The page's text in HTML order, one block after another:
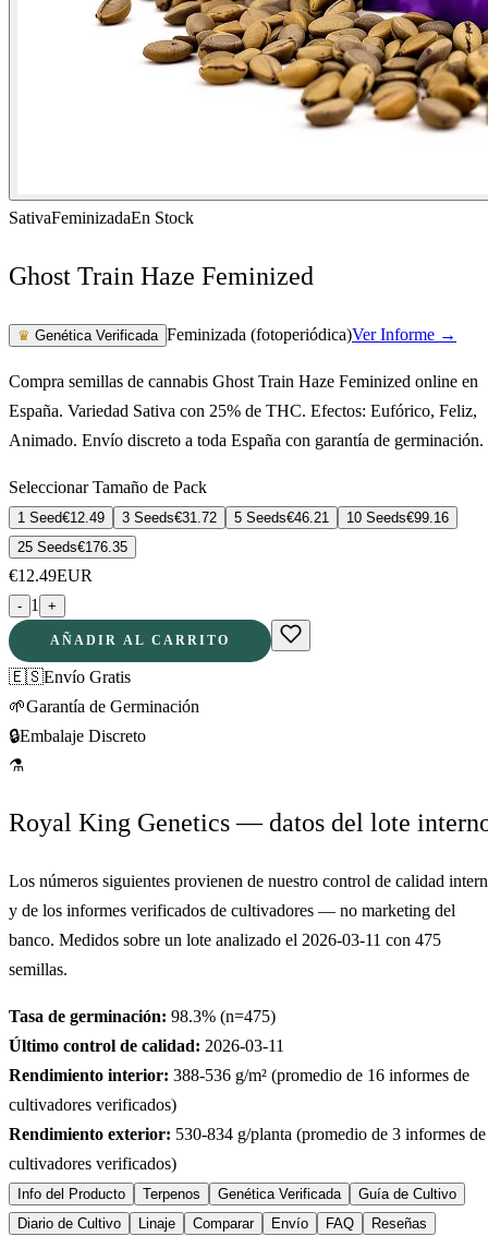
SativaFeminizadaEn Stock
Ghost Train Haze Feminized
♛ Genética Verificada Feminizada (fotoperiódica)Ver Informe →
Compra semillas de cannabis Ghost Train Haze Feminized online en
España. Variedad Sativa con 25% de THC. Efectos: Eufórico, Feliz,
Animado. Envío discreto a toda España con garantía de germinación.
Seleccionar Tamaño de Pack
1 Seed€12.49 3 Seeds€31.72 5 Seeds€46.21 10 Seeds€99.16
25 Seeds€176.35
€12.49EUR
- 1 +
AÑADIR AL CARRITO
🇪🇸Envío Gratis
🌱Garantía de Germinación
🔒Embalaje Discreto
⚗
Royal King Genetics — datos del lote
Los números siguientes provienen de nuestro control de calidad
y de los informes verificados de cultivadores — no marketing del
banco. Medidos sobre un lote analizado el 2026-03-11 con 475
semillas.
Tasa de germinación: 98.3% (n=475)
Último control de calidad: 2026-03-11
Rendimiento interior: 388-536 g/m² (promedio de 16 informes de
cultivadores verificados)
Rendimiento exterior: 530-834 g/planta (promedio de 3 informes de
cultivadores verificados)
Info del Producto Terpenos Genética Verificada
Guía de Cultivo
Diario de Cultivo
Linaje Comparar Envío FAQ Reseñas